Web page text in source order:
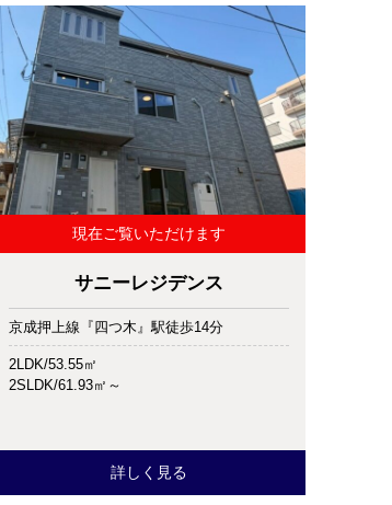
現在ご覧いただけます
サニーレジデンス
京成押上線『四つ木』駅徒歩14分
2LDK/53.55㎡
2SLDK/61.93㎡～
詳しく見る